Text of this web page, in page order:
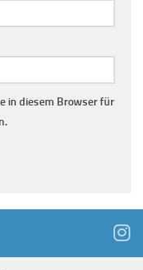
in diesem Browser für